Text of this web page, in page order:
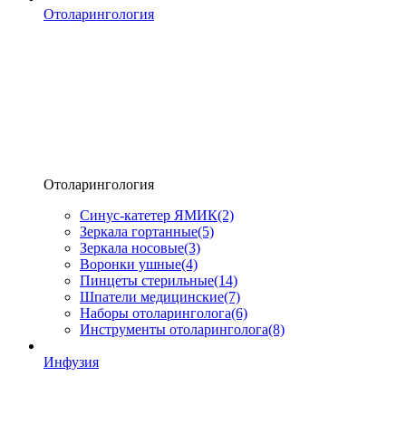
Отоларингология
Отоларингология
Синус-катетер ЯМИК(2)
Зеркала гортанные(5)
Зеркала носовые(3)
Воронки ушные(4)
Пинцеты стерильные(14)
Шпатели медицинские(7)
Наборы отоларинголога(6)
Инструменты отоларинголога(8)
Инфузия